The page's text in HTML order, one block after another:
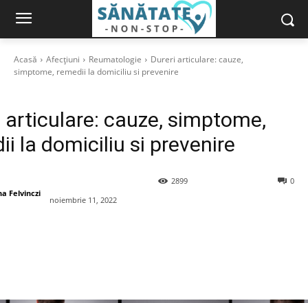
Acasă Afecțiuni Reumatologie
Dureri articulare: cauze,
simptome, remedii la domiciliu si prevenire
articulare: cauze, simptome,
la domiciliu si prevenire
Felvinczi
noiembrie 11, 2022
0
2899